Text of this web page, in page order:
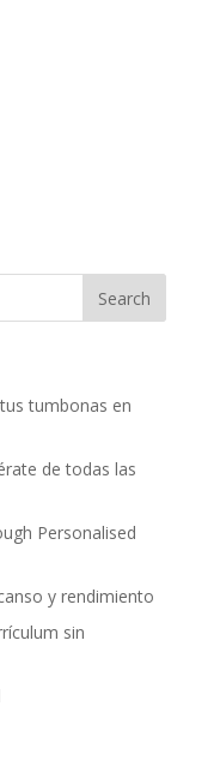
tumbonas en
de todas las
Personalised
y rendimiento
sin